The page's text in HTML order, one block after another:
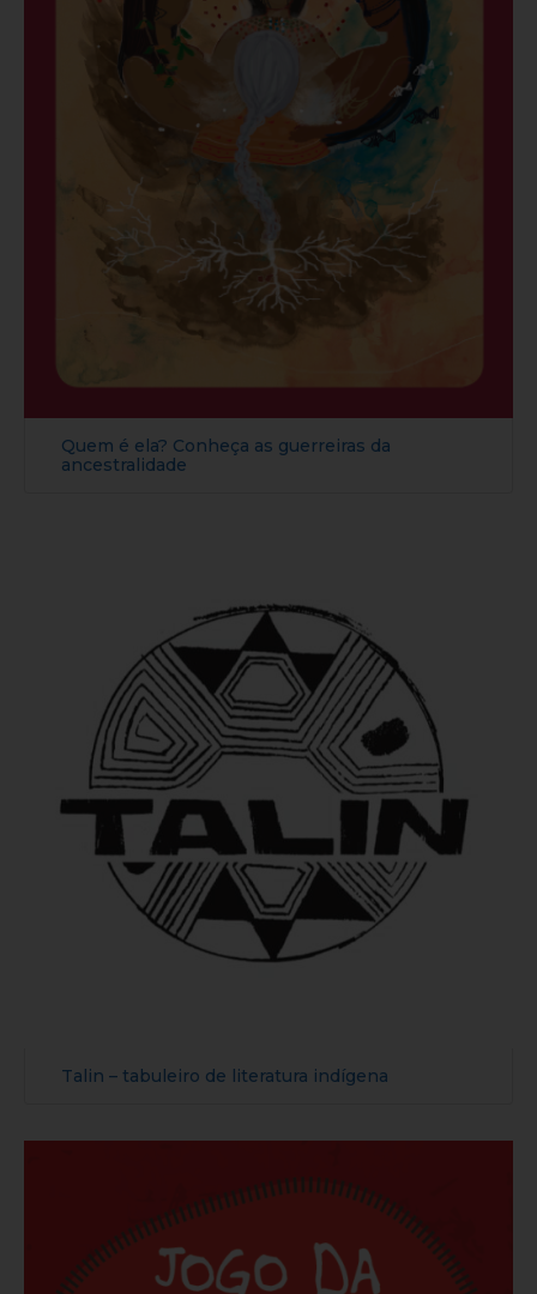
Quem é ela? Conheça as guerreiras da
ancestralidade
Talin – tabuleiro de literatura indígena